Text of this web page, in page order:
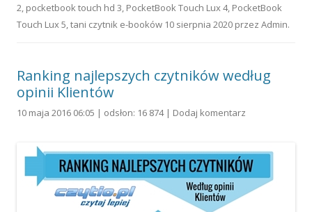
2 pocketbook touch hd 3 PocketBook Touch Lux 4, PocketBook
Touch Lux 5 tani czytnik e-booków 10 sierpnia 2020 przez Admin.
Ranking najlepszych czytników według
opinii Klientów
10 maja 2016 06:05 | odsłon: 16 874 | Dodaj komentarz